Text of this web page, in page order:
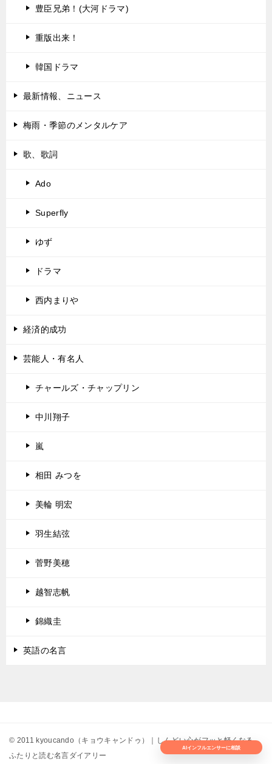
豊臣兄弟！(大河ドラマ)
重版出来！
韓国ドラマ
最新情報、ニュース
梅雨・季節のメンタルケア
歌、歌詞
Ado
Superfly
ゆず
ドラマ
西内まりや
経済的成功
芸能人・有名人
チャールズ・チャップリン
中川翔子
嵐
相田 みつを
美輪 明宏
羽生結弦
菅野美穂
越智志帆
錦織圭
英語の名言
© 2011 kyoucando（キョウキャンドゥ）｜しんどい心がフッと軽くなる。
ふたりと読む名言ダイアリー
AIインフルエンサーに相談